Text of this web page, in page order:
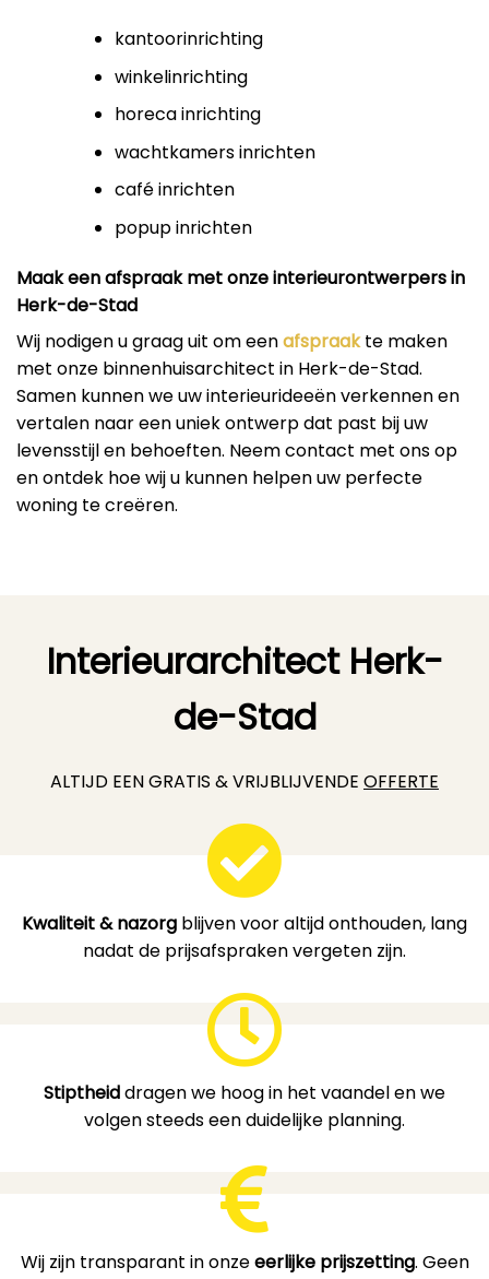
kantoorinrichting
winkelinrichting
horeca inrichting
wachtkamers inrichten
café inrichten
popup inrichten
Maak een afspraak met onze interieurontwerpers in
Herk-de-Stad
Wij nodigen u graag uit om eenafspraakte maken
met onze binnenhuisarchitect in Herk-de-Stad.
Samen kunnen we uw interieurideeën verkennen en
vertalen naar een uniek ontwerp dat past bij uw
levensstijl en behoeften. Neem contact met ons op
en ontdek hoe wij u kunnen helpen uw perfecte
woning te creëren.
Interieurarchitect Herk-
de-Stad
ALTIJD EEN GRATIS & VRIJBLIJVENDE OFFERTE
Kwaliteit & nazorg blijven voor altijd onthouden, lang
nadat de prijsafspraken vergeten zijn.
Stiptheiddragen we hoog in het vaandel en we
volgen steeds een duidelijke planning.
Wij zijn transparant in onzeeerlijke prijszetting. Geen